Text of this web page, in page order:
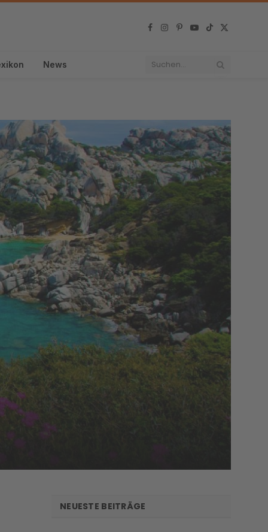
Facebook
Instagram
Pinterest
YouTube
TikTok
X
News
NEUESTE BEITRÄGE